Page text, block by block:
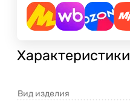
Характеристики
Вид изделия